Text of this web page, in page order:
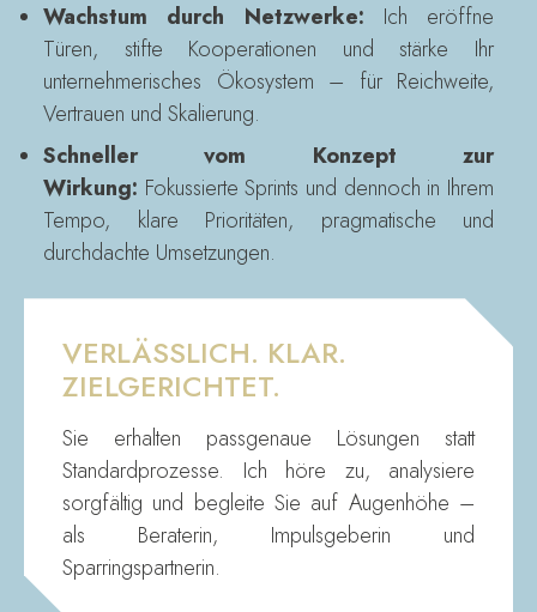
Wachstum durch Netzwerke: Ich eröffne
Türen, stifte Kooperationen und stärke Ihr
unternehmerisches Ökosystem – für Reichweite,
Vertrauen und Skalierung.
Schneller vom Konzept zur
Wirkung: Fokussierte Sprints und dennoch in Ihrem
Tempo, klare Prioritäten, pragmatische und
durchdachte Umsetzungen.
VERLÄSSLICH. KLAR.
ZIELGERICHTET.
Sie erhalten passgenaue Lösungen statt
Standardprozesse. Ich höre zu, analysiere
sorgfältig und begleite Sie auf Augenhöhe –
als Beraterin, Impulsgeberin und
Sparringspartnerin.